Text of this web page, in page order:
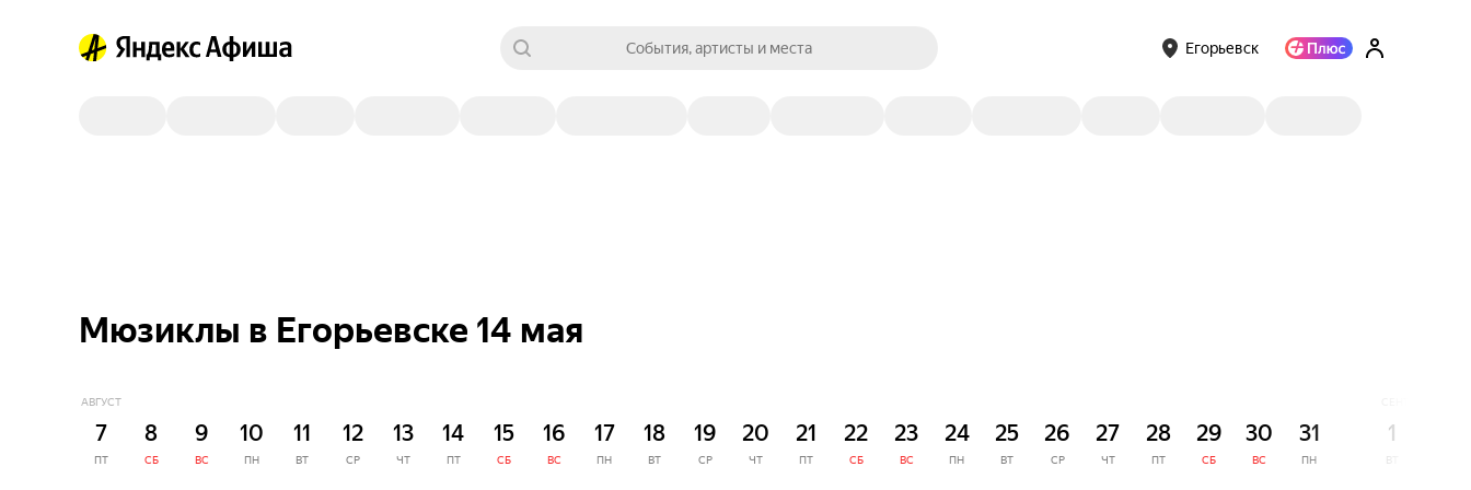
События, артисты и места Егорьевск
Мюзиклы в Егорьевске 14 мая
АВГУСТ
7
ПТ
8
СБ
9
ВС
10
ПН
11
ВТ
12
СР
13
ЧТ
14
ПТ
15
СБ
16
ВС
17
ПН
18
ВТ
19
СР
20
ЧТ
21
ПТ
22
СБ
23
ВС
24
ПН
25
ВТ
26
СР
27
ЧТ
28
ПТ
29
СБ
30
ВС
31
ПН
1
ВТ